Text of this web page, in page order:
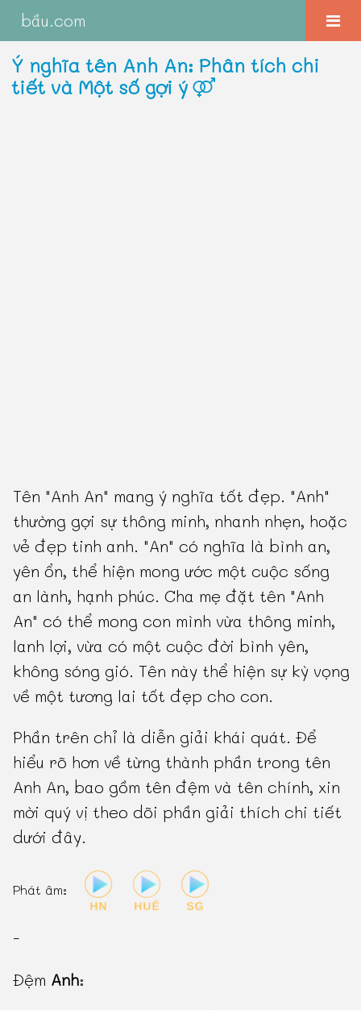
bầu.com
Ý nghĩa tên Anh An: Phân tích chi
tiết và Một số gợi ý
Tên "Anh An" mang ý nghĩa tốt đẹp. "Anh"
thường gợi sự thông minh, nhanh nhẹn, hoặc
vẻ đẹp tinh anh. "An" có nghĩa là bình an,
yên ổn, thể hiện mong ước một cuộc sống
an lành, hạnh phúc. Cha mẹ đặt tên "Anh
An" có thể mong con mình vừa thông minh,
lanh lợi, vừa có một cuộc đời bình yên,
không sóng gió. Tên này thể hiện sự kỳ vọng
về một tương lai tốt đẹp cho con.
Phần trên chỉ là diễn giải khái quát. Để
hiểu rõ hơn về từng thành phần trong tên
Anh An, bao gồm tên đệm và tên chính, xin
mời quý vị theo dõi phần giải thích chi tiết
dưới đây.
Phát âm:
-
Đệm Anh: